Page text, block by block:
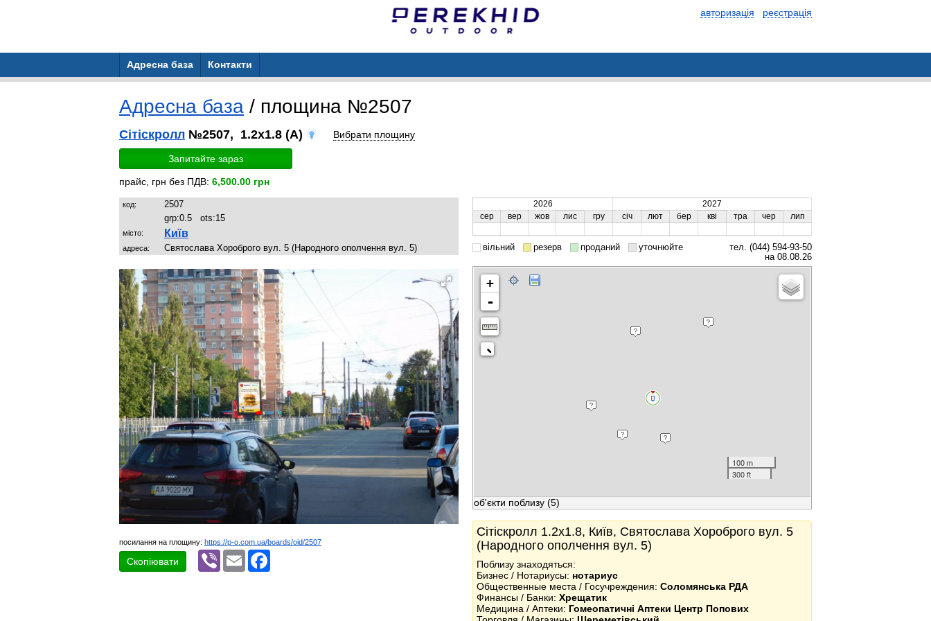
авторизація реєстрація
Адресна база Контакти
Адресна база / площина №2507
Сітіскролл №2507, 1.2x1.8 (A) Вибрати площину
Запитайте зараз
прайс, грн без ПДВ: 6,500.00 грн
код:
2507
grp:0.5 ots:15
місто: Київ
адреса: Святослава Хороброго вул. 5 (Народного ополчення вул. 5)
посилання на площину: https://p-o.com.ua/boards/oid/2507
Скопіювати
Viber Email
2026
2027
сер
вер жов лис гру січ лют бер кві тра чер лип
вільний резерв проданий уточнюйте
тел. (044) 594-93-50
на 08.08.26
+
-
100 m
300 ft
об'єкти поблизу (5)
Сітіскролл 1.2x1.8, Київ, Святослава Хороброго вул. 5
(Народного ополчення вул. 5)
Поблизу знаходяться:
Бизнес / Нотариусы: нотариус
Общественные места / Госучреждения: Соломянська РДА
Финансы / Банки: Хрещатик
Медицина / Аптеки: Гомеопатичні Аптеки Центр Попових